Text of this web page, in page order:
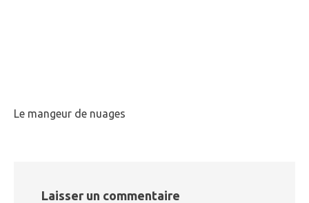
Le mangeur de nuages
Laisser un commentaire